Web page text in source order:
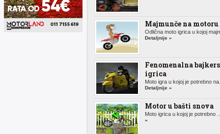
Majmunče na motoru
Odlična moto igrica u kojoj
Detaljnije »
Fenomenalna
igrica
Moto igra u kojoj je potrebno
Detaljnije »
Motor u bašti snova
Moto igrica u kojoj je potrebno
»